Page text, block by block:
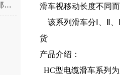
关于母线槽好处你不知道的那些事！
滑车视移动长度不同
该系列滑车分Ⅰ、Ⅱ
货
产品介绍：
HC型电缆滑车系列